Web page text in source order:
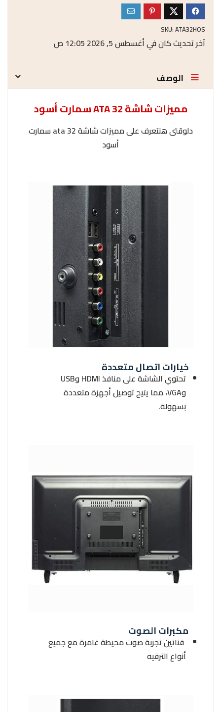
SKU:ATA32HOS
آخر تحديث كان في أغسطس 5, 2026 12:05 ص
الوصف
مميزات شاشة 32 ATA سمارت أسود
دلوقتى هنتعرف على مميزات شاشة 32 ata سمارت
أسود
خيارات اتصال متعددة
تحتوي الشاشة على منافذ HDMI وUSB
وVGA، مما يتيح توصيل أجهزة متعددة
بسهولة.
مكبرات الصوت
قناتين تجربة صوت محيطة غامرة مع جميع
أنواع الترفيه